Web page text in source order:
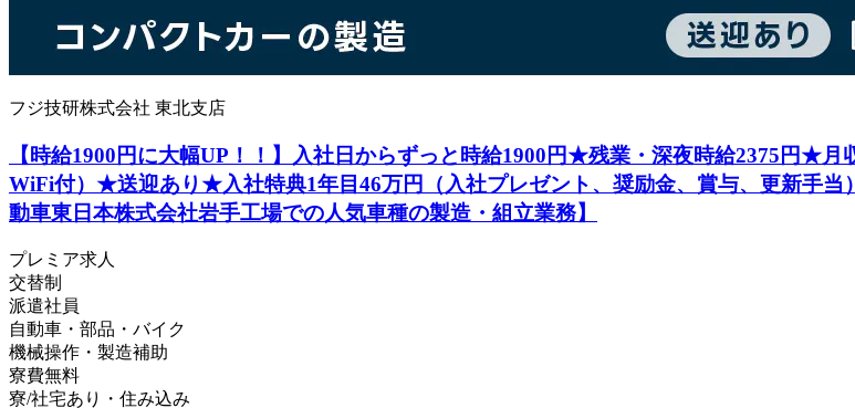
フジ技研株式会社 東北支店
【時給1900円に大幅UP！！】入社日からずっと時給1900円★残業・深夜時給2375円★
WiFi付）★送迎あり★入社特典1年目46万円（入社プレゼント、奨励金、賞与、更新手
動車東日本株式会社岩手工場での人気車種の製造・組立業務】
プレミア求人
交替制
派遣社員
自動車・部品・バイク
機械操作・製造補助
寮費無料
寮/社宅あり・住み込み